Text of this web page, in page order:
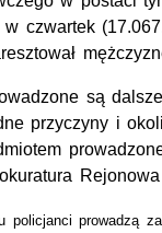
czwartek
są
przyczyny i
policjanci prowadzą